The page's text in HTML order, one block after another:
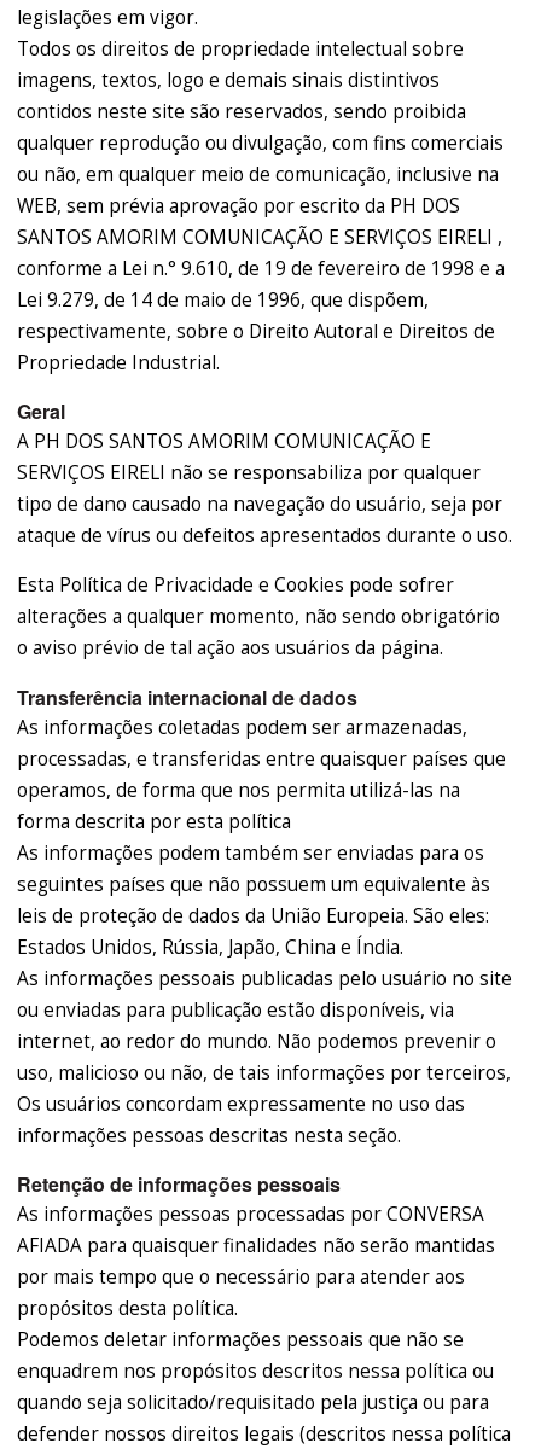
legislações em vigor.
Todos os direitos de propriedade intelectual sobre
imagens, textos, logo e demais sinais distintivos
contidos neste site são reservados, sendo proibida
qualquer reprodução ou divulgação, com fins comerciais
ou não, em qualquer meio de comunicação, inclusive na
WEB, sem prévia aprovação por escrito da PH DOS
SANTOS AMORIM COMUNICAÇÃO E SERVIÇOS EIRELI ,
conforme a Lei n.° 9.610, de 19 de fevereiro de 1998 e a
Lei 9.279, de 14 de maio de 1996, que dispõem,
respectivamente, sobre o Direito Autoral e Direitos de
Propriedade Industrial.
Geral
A PH DOS SANTOS AMORIM COMUNICAÇÃO E
SERVIÇOS EIRELI não se responsabiliza por qualquer
tipo de dano causado na navegação do usuário, seja por
ataque de vírus ou defeitos apresentados durante o uso.
Esta Política de Privacidade e Cookies pode sofrer
alterações a qualquer momento, não sendo obrigatório
o aviso prévio de tal ação aos usuários da página.
Transferência internacional de dados
As informações coletadas podem ser armazenadas,
processadas, e transferidas entre quaisquer países que
operamos, de forma que nos permita utilizá-las na
forma descrita por esta política
As informações podem também ser enviadas para os
seguintes países que não possuem um equivalente às
leis de proteção de dados da União Europeia. São eles:
Estados Unidos, Rússia, Japão, China e Índia.
As informações pessoais publicadas pelo usuário no site
ou enviadas para publicação estão disponíveis, via
internet, ao redor do mundo. Não podemos prevenir o
uso, malicioso ou não, de tais informações por terceiros,
Os usuários concordam expressamente no uso das
informações pessoas descritas nesta seção.
Retenção de informações pessoais
As informações pessoas processadas por CONVERSA
AFIADA para quaisquer finalidades não serão mantidas
por mais tempo que o necessário para atender aos
propósitos desta política.
Podemos deletar informações pessoais que não se
enquadrem nos propósitos descritos nessa política ou
quando seja solicitado/requisitado pela justiça ou para
defender nossos direitos legais (descritos nessa política